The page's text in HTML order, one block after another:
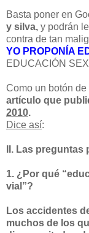
Basta poner en
y silva, y podrán
contra de tan
YO PROPONÍA
EDUCACIÓN
Como un botón
artículo que
2010.
Dice así:
II. Las preguntas
1. ¿Por qué
vial”?
Los accidentes
muchos de los